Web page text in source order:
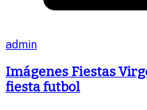
admin
Imágenes Fiestas
fiesta futbol